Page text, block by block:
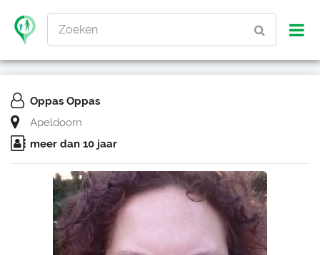
Zoeken
Oppas Oppas
Apeldoorn
meer dan 10 jaar